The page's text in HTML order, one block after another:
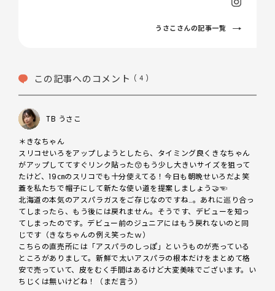
うさこさんの記事一覧
この記事へのコメント ( 4 )
TB うさこ
＊きなちゃん
スリコせいろをアップしようとしたら、タイミング良くきなちゃん
がアップしててすぐリンク貼った😙もう少し大きいサイズを狙って
たけど、19㎝のスリコでも十分使えてる！今日も朝晩せいろだよ笑
蓋を私たちで帽子にして新たな使い道を提案しましょう🤝☜
北海道の本気のアスパラガスをご存じなのですね…。あれに巡り合っ
てしまったら、もう後には戻れません。そうです、デビューを知っ
てしまったのです。デビュー前のジュニアにはもう戻れないのと同
じです（きなちゃんの例え笑ったｗ）
こちらの直売所には「アスパラのしっぽ」というものが売っている
ところがありまして。新鮮で太いアスパラの根本だけをまとめて格
安で売っていて、皮をむく手間はあるけど大変美味でございます。い
ちじくは無いけどね！（まだ言う）